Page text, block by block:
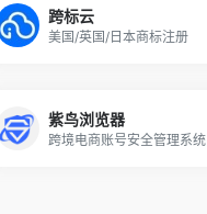
跨标云
美国/英国/日本商标注册
紫鸟浏览器
跨境电商账号安全管理系统